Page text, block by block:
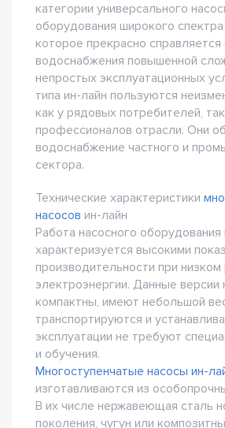
категории универсального
оборудования широкого спектра
которое прекрасно справляется
водоснабжения повышенной
непростых эксплуатационных
типа ин-лайн пользуются
как у рядовых потребителей,
профессионалов отрасли. Они
водоснабжение частного и
сектора.
Технические характеристики
насосов ин-лайн
Работа насосного оборудования
характеризуется высокими
производительности при низком
электроэнергии. Данные версии
компактны, имеют небольшой
транспортируются и
эксплуатации не требуют
и обучения.
Многоступенчатые насосы ин-
изготавливаются из
В их числе нержавеющая сталь
поколения, чугун или